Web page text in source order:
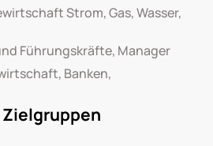
Strom, Gas, Wasser,
Führungskräfte, Manager
Banken,